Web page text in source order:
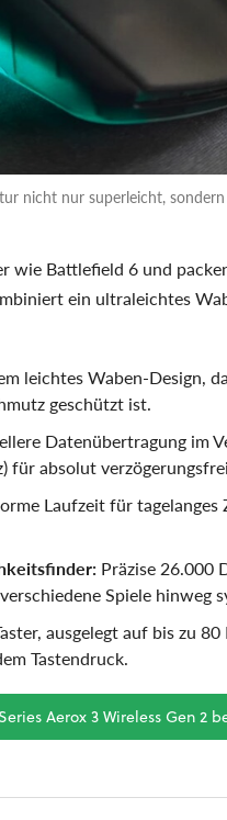
nicht nur superleicht,
Battlefield 6 und
ein ultraleichtes
leichtes Waben-Design,
geschützt ist.
Datenübertragung im
für absolut
Laufzeit für tagelanges
Präzise 26.000
Spiele hinweg
ausgelegt auf bis zu
Tastendruck.
Aerox 3 Wireless Gen 2